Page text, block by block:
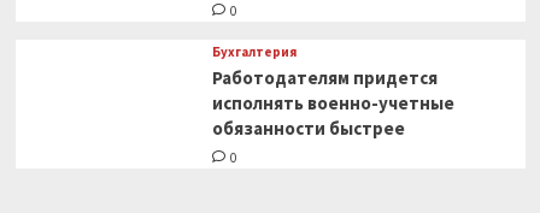
0
Бухгалтерия
Работодателям придется
исполнять военно-учетные
обязанности быстрее
0